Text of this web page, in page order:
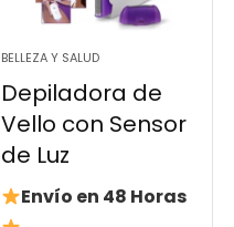
BELLEZA Y SALUD
Depiladora de
Vello con Sensor
de Luz
Envío en 48 Horas